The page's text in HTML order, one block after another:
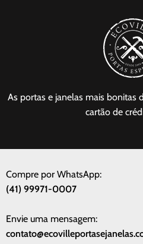
As portas e janelas mais bonitas
cartão de
Compre por WhatsApp:
(41) 99971-0007
Envie uma mensagem: